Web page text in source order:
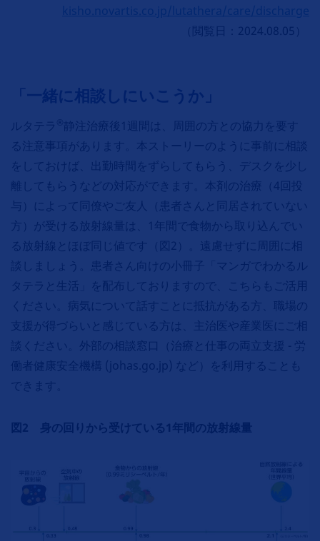
kisho.novartis.co.jp/lutathera/care/discharge
（閲覧日：2024.08.05）
「一緒に相談しにいこうか」
ルタテラ ® 静注治療後1週間は、周囲の方との協力を要す
る注意事項があります。本ストーリーのように事前に相談
をしておけば、出勤時間をずらしてもらう、デスクを少し
離してもらうなどの対応ができます。本剤の治療（4回投
与）によって同僚やご友人（患者さんと同居されていない
方）が受ける放射線量は、1年間で食物から取り込んでい
る放射線とほぼ同じ値です（図2）。遠慮せずに周囲に相
談しましょう。患者さん向けの小冊子「マンガでわかるル
タテラと生活」を配布しておりますので、こちらもご活用
ください。病気について話すことに抵抗がある方、職場の
支援が得づらいと感じている方は、主治医や産業医にご相
談ください。外部の相談窓口（治療と仕事の両立支援 - 労
働者健康安全機構 (johas.go.jp) など）を利用することも
できます。
図2 身の回りから受けている1年間の放射線量